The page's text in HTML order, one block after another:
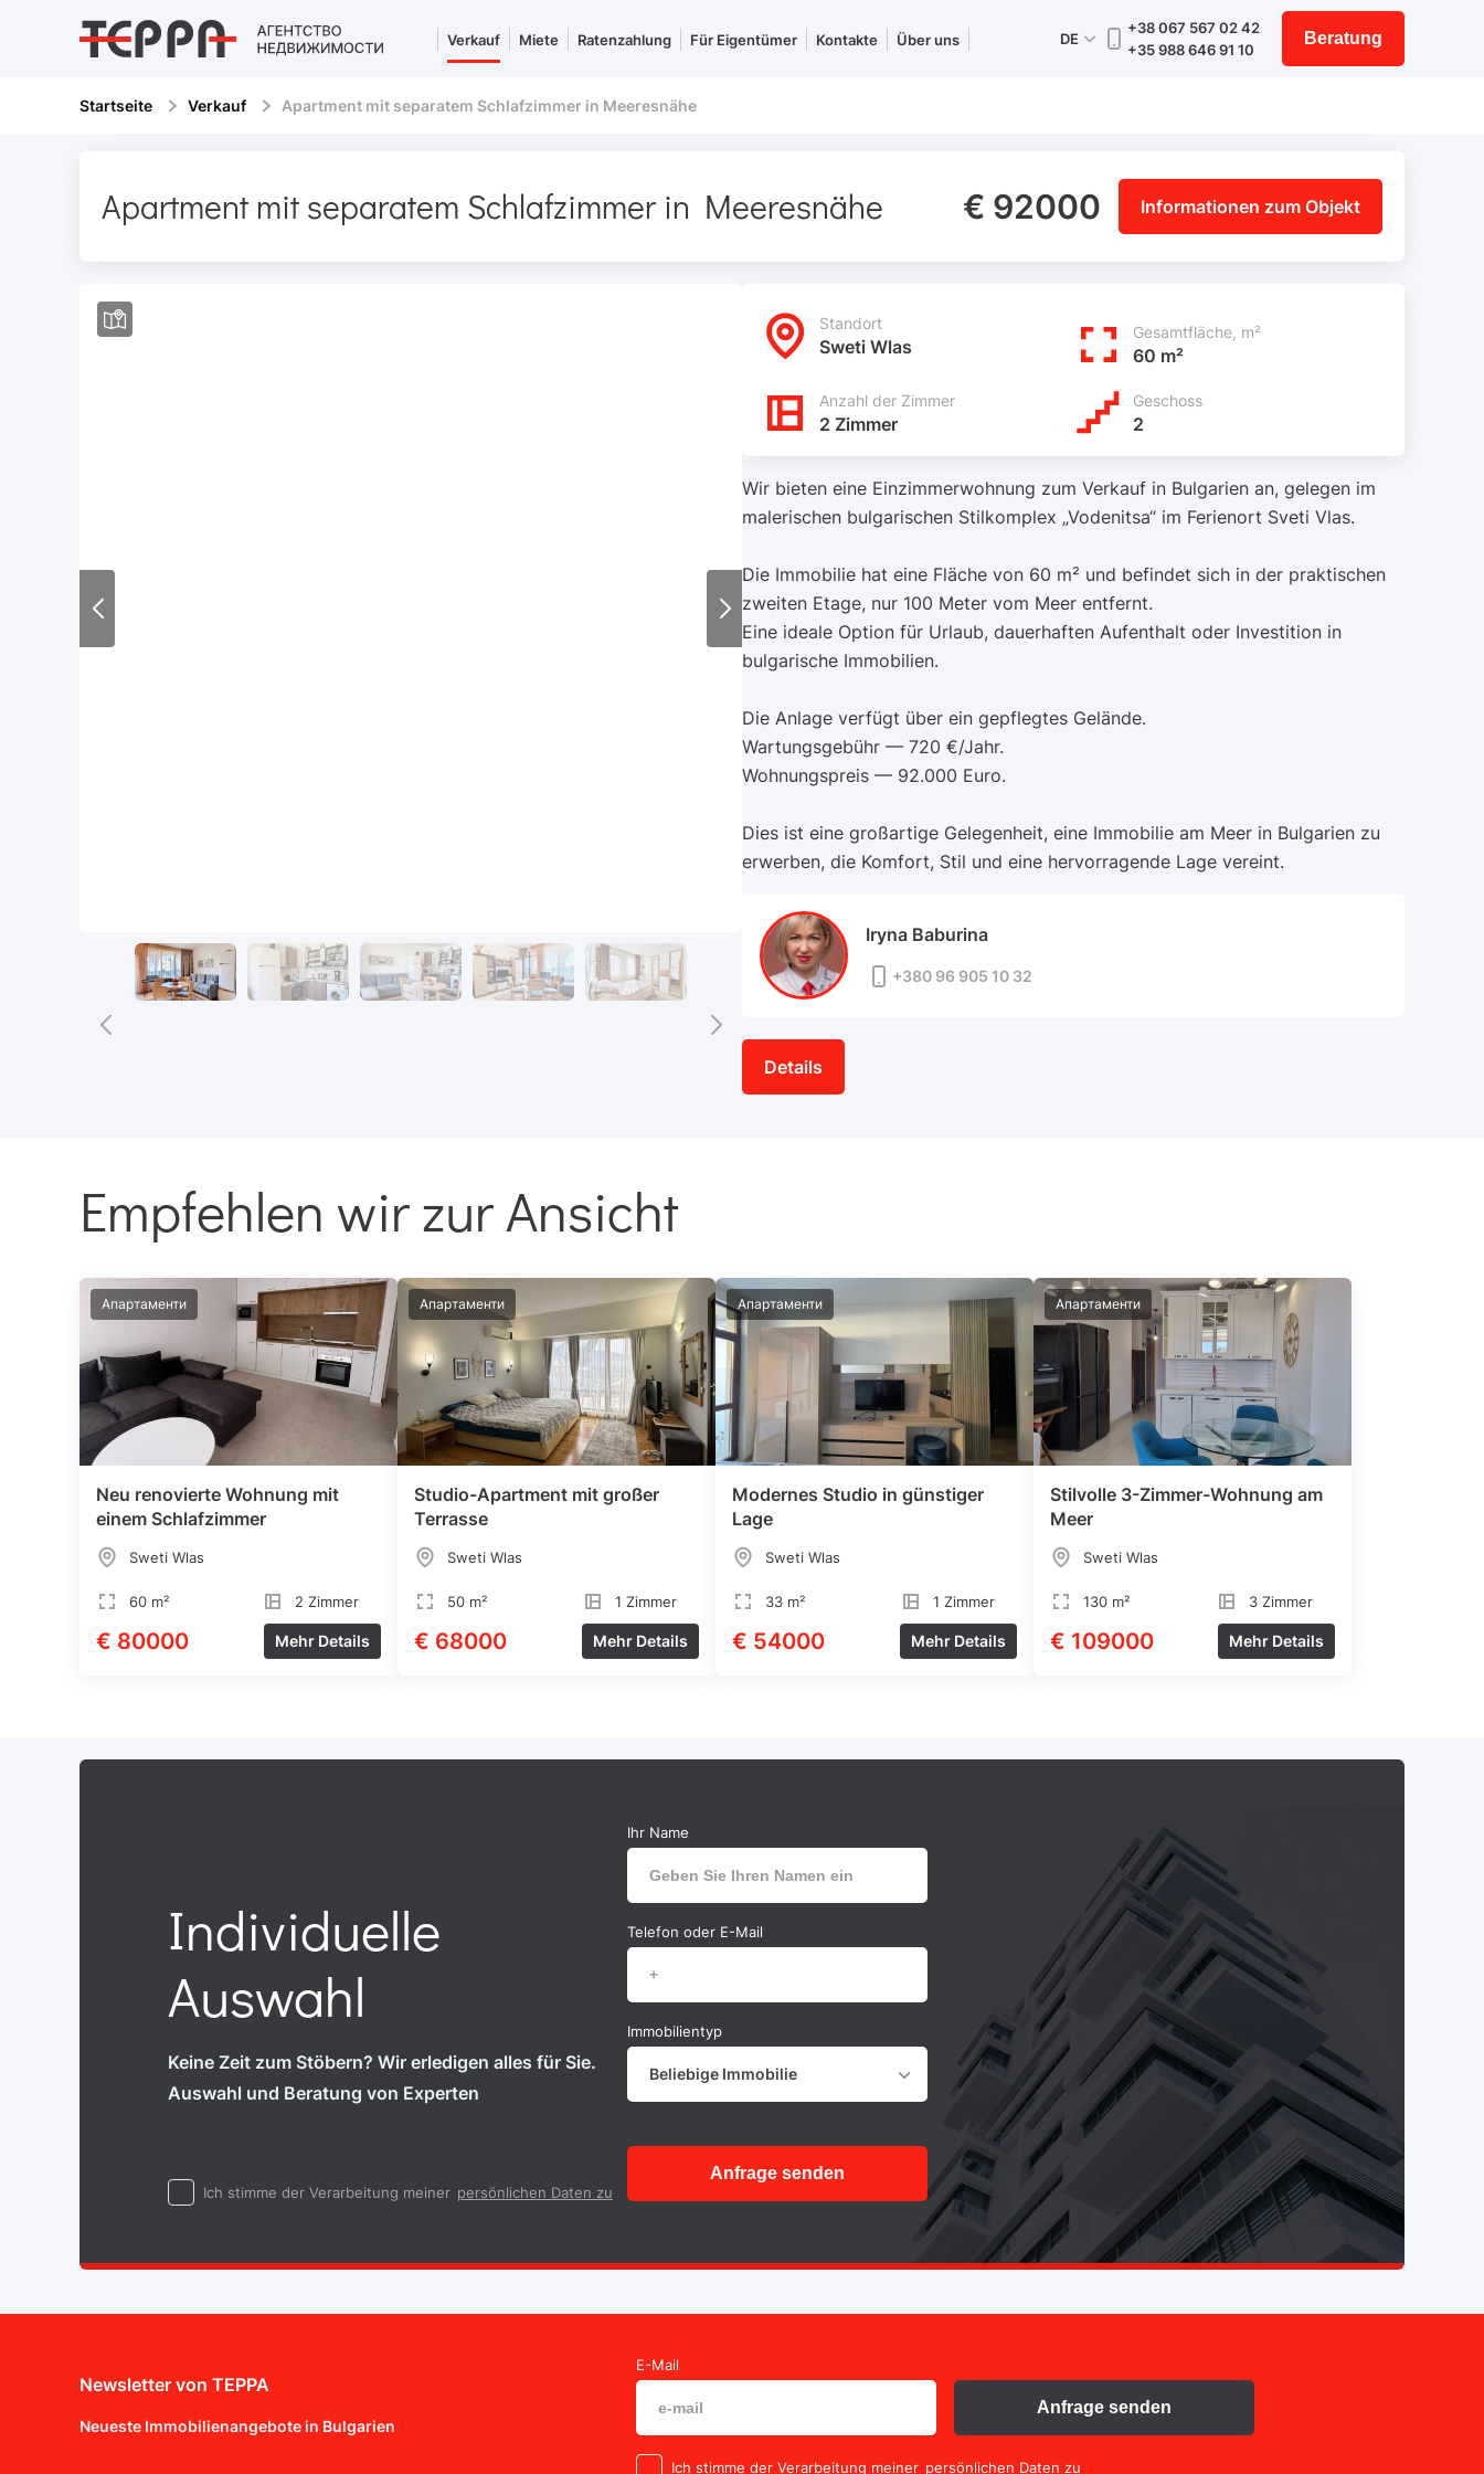
Verkauf Miete Ratenzahlung Für Eigentümer Kontakte Über uns DE
+38 067 567 02 42
+35 988 646 91 10
Beratung
Startseite Verkauf Apartment mit separatem Schlafzimmer in Meeresnähe
Apartment mit separatem Schlafzimmer in Meeresnähe € 92000 Informationen zum Objekt
Standort
Sweti Wlas
Gesamtfläche, m²
60 m²
Anzahl der Zimmer
2 Zimmer
Geschoss
2
Wir bieten eine Einzimmerwohnung zum Verkauf in Bulgarien an, gelegen im
malerischen bulgarischen Stilkomplex „Vodenitsa“ im Ferienort Sveti Vlas.
Die Immobilie hat eine Fläche von 60 m² und befindet sich in der praktischen
zweiten Etage, nur 100 Meter vom Meer entfernt.
Eine ideale Option für Urlaub, dauerhaften Aufenthalt oder Investition in
bulgarische Immobilien.
Die Anlage verfügt über ein gepflegtes Gelände.
Wartungsgebühr — 720 €/Jahr.
Wohnungspreis — 92.000 Euro.
Dies ist eine großartige Gelegenheit, eine Immobilie am Meer in Bulgarien zu
erwerben, die Komfort, Stil und eine hervorragende Lage vereint.
Iryna Baburina
+380 96 905 10 32
Details
Empfehlen wir zur Ansicht
Апартаменти
Neu renovierte Wohnung mit
einem Schlafzimmer
Sweti Wlas
60 m² 2 Zimmer
€ 80000 Mehr Details
Апартаменти
Studio-Apartment mit großer
Terrasse
Sweti Wlas
50 m² 1 Zimmer
€ 68000 Mehr Details
Апартаменти
Modernes Studio in günstiger
Lage
Sweti Wlas
33 m² 1 Zimmer
€ 54000 Mehr Details
Апартаменти
Stilvolle 3-Zimmer-Wohnung am
Meer
Sweti Wlas
130 m² 3 Zimmer
€ 109000 Mehr Details
Individuelle
Auswahl
Keine Zeit zum Stöbern? Wir erledigen alles für Sie.
Auswahl und Beratung von Experten
Ihr Name
Telefon oder E-Mail
Immobilientyp
Beliebige Immobilie
Anfrage senden
Ich stimme der Verarbeitung meiner persönlichen Daten zu
Newsletter von TEPPA
Neueste Immobilienangebote in Bulgarien
E-Mail
Ich stimme der Verarbeitung meiner persönlichen Daten zu
Anfrage senden